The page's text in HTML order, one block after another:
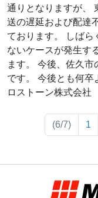
通りとなりますが、
送の遅延および配達
ております。 しばら
ないケースが発生す
ます。 今後、佐久
です。 今後とも何卒
ロストーン株式会社
(6/7) 1